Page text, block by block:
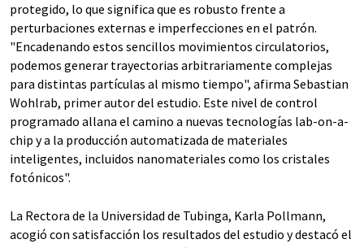
protegido, lo que significa que es robusto frente a
perturbaciones externas e imperfecciones en el patrón.
"Encadenando estos sencillos movimientos circulatorios,
podemos generar trayectorias arbitrariamente complejas
para distintas partículas al mismo tiempo", afirma Sebastian
Wohlrab, primer autor del estudio. Este nivel de control
programado allana el camino a nuevas tecnologías lab-on-a-
chip y a la producción automatizada de materiales
inteligentes, incluidos nanomateriales como los cristales
fotónicos".
La Rectora de la Universidad de Tubinga, Karla Pollmann,
acogió con satisfacción los resultados del estudio y destacó el